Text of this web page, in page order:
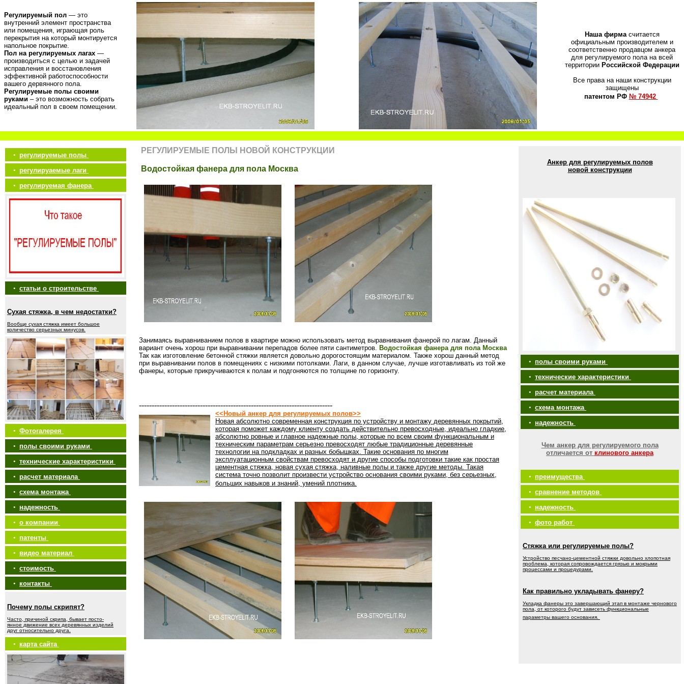
Регулируемый пол — это
внутренний элемент пространства
или помещения, играющая роль
перекрытия на который монтируется
напольное покрытие.
Пол на регулируемых лагах —
производиться с целью и задачей
исправления и восстановления
эффективной работоспособности
вашего дервянного пола.
Регулируемые полы своими
руками – это возможность собрать
идеальный пол в своем помещении.
Наша фирмасчитается
официальным производителем и
соответственно продавцом анкера
для регулируемого пола на всей
территории Российской Федерации
Все права на наши конструкции
защищены
патентом РФ № 74942
• регулируемые полы
• регулируаемые лаги
• регулируемая фанера
• статьи о строительстве
Сухая стяжка, в чем недостатки?
Вообще сухая стяжка имеет большое
количество серьезных минусов.
• Фотогалерея
• полы своими руками
• технические характеристики
• расчет материала
• схема монтажа
• надежность
• о компании
• патенты
• видео материал
• стоимость
• контакты
Почему полы скрипят?
Часто, причиной скрипа, бывает посто-
янное движение всех деревянных изделий
друг относительно друга.
• карта сайта
РЕГУЛИРУЕМЫЕ ПОЛЫ НОВОЙ КОНСТРУКЦИИ
Водостойкая фанера для пола Москва
Занимаясь выравниванием полов в квартире можно использовать метод выравнивания фанерой по лагам. Данный
вариант очень хорош при выравнивании перепадов более пяти сантиметров. Водостойкая фанера для пола Москва
Так как изготовление бетонной стяжки является довольно дорогостоящим материалом. Также хорош данный метод
при выравнивании полов в помещениях с низкими потолками. Лаги, в данном случае, лучше изготавливать из той же
фанеры, которые прикручиваются к полам и подгоняются по толщине по горизонту.
----------------------------------------------------------------------------
<<Новый анкер для регулируемых полов>>
Новая абсолютно современная конструкция по устройству и монтажу деревянных покрытий,
которая поможет каждому клиенту создать действительно превосходные, идеально гладкие,
абсолютно ровные и главное надежные полы, которые по всем своим функциональным и
техническим параметрам серьезно превосходят любые традиционные деревянные
технологии на подкладках и разных бобышках. Такие основания по многим
эксплуатационным свойствам превосходят и другие способы подготовки такие как простая
цементная стяжка, новая сухая стяжка, наливные полы и также другие методы. Такая
система точно позволит произвести устройство основания своими руками, без серьезных,
больших навыков и знаний, умений плотника.
Анкер для регулируемых полов
новой конструкции
• полы своими руками
• технические характеристики
• расчет материала
• схема монтажа
• надежность
Чем анкер для регулируемого пола
отличается от клинового анкера
• преимущества
• сравнение методов
• надежность
• фото работ
Стяжка или регулируемые полы?
Устройство песчано-цементной стяжки довольно хлопотная
проблема, которая сопровождается грязью и мокрыми
процессами и процедурами.
Как правильно укладывать фанеру?
Укладка фанеры это завершающий этап в монтаже чернового
пола, от которого будут зависеть функциональные
параметры вашего основания.